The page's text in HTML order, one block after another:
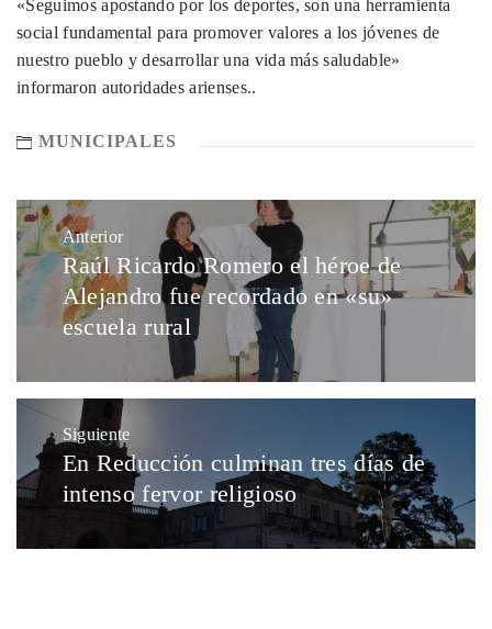
«Seguimos apostando por los deportes, son una herramienta
social fundamental para promover valores a los jóvenes de
nuestro pueblo y desarrollar una vida más saludable»
informaron autoridades arienses..
MUNICIPALES
Anterior
Raúl Ricardo Romero el héroe de
Alejandro fue recordado en «su»
escuela rural
Siguiente
En Reducción culminan tres días de
intenso fervor religioso